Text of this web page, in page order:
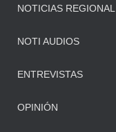
NOTICIAS REGIONAL
NOTI AUDIOS
ENTREVISTAS
OPINIÓN